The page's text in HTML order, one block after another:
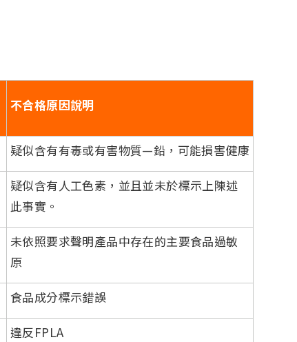
不合格原因說明
疑似含有有毒或有害物質—鉛，可能損害健康
疑似含有人工色素，並且並未於標示上陳述
此事實。
未依照要求聲明產品中存在的主要食品過敏
原
食品成分標示錯誤
違反FPLA